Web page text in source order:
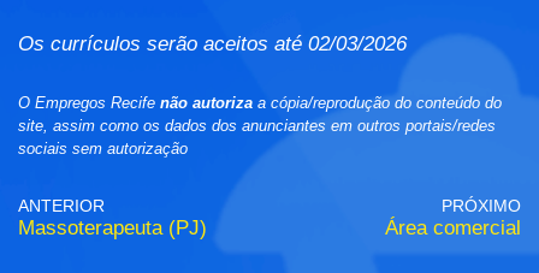
Os currículos serão aceitos até 02/03/2026
O Empregos Recife não autoriza a cópia/reprodução do conteúdo do
site, assim como os dados dos anunciantes em outros portais/redes
sociais sem autorização
ANTERIOR
Massoterapeuta (PJ)
PRÓXIMO
Área comercial